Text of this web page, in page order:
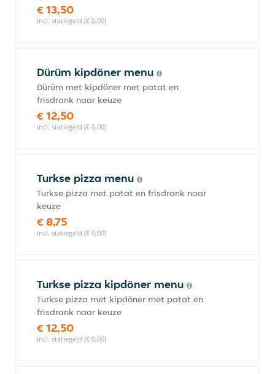
€ 13,50
incl. statiegeld (€ 0,00)
Dürüm kipdöner menu
Dürüm met kipdöner met patat en
frisdrank naar keuze
€ 12,50
incl. statiegeld (€ 0,00)
Turkse pizza menu
Turkse pizza met patat en frisdrank naar
keuze
€ 8,75
incl. statiegeld (€ 0,00)
Turkse pizza kipdöner menu
Turkse pizza met kipdöner met patat en
frisdrank naar keuze
€ 12,50
incl. statiegeld (€ 0,00)